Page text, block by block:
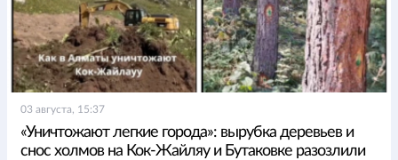
03 августа, 15:37
«Уничтожают легкие города»: вырубка деревьев и
снос холмов на Кок-Жайляу и Бутаковке разозлили